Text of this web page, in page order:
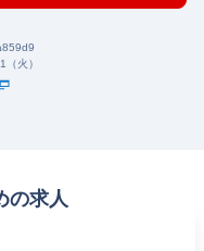
火）
の求人